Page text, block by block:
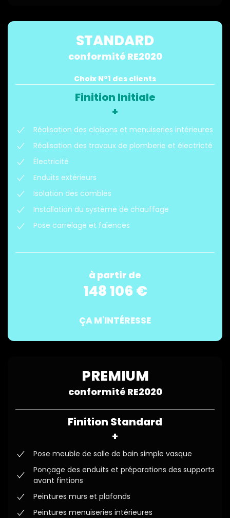
STANDARD
conformité RE2020
Choix N°1 des clients
Finition Initiale
+
Réalisation des cloisons et menuiseries intérieures
Réalisation des travaux de plomberie et électricté
Électricité
Enduits extérieurs
Isolation des combles
Installation du système de chauffage
Pose carrelage et faïences
à partir de
148 106 €
ÇA M'INTÉRESSE
PREMIUM
conformité RE2020
Finition Standard
+
Pose meuble de salle de bain simple vasque
Ponçage des enduits et préparations des supports
avant fintions
Peintures murs et plafonds
Peintures menuiseries intérieures